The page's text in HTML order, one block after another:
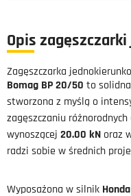
Opis
Zagęszczarka
Bomag BP 20/50 to
stworzona z myślą o
zagęszczaniu
wynoszącej 20.00 kN oraz
radzi sobie w średnich
Wyposażona w silnik